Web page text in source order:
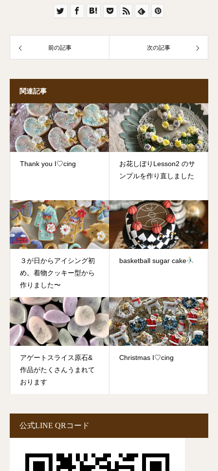
前の記事 次の記事
関連記事
Thank you I♡cing
お花しぼりLesson2 のサ
ンプルを作り直しました
３が日からアイシング初
め。着物クッキー型から
作りました〜
basketball sugar cake
アゲートスライス原石&
作品がたくさんうまれて
おります
Christmas I♡cing
公式LINE QRコード